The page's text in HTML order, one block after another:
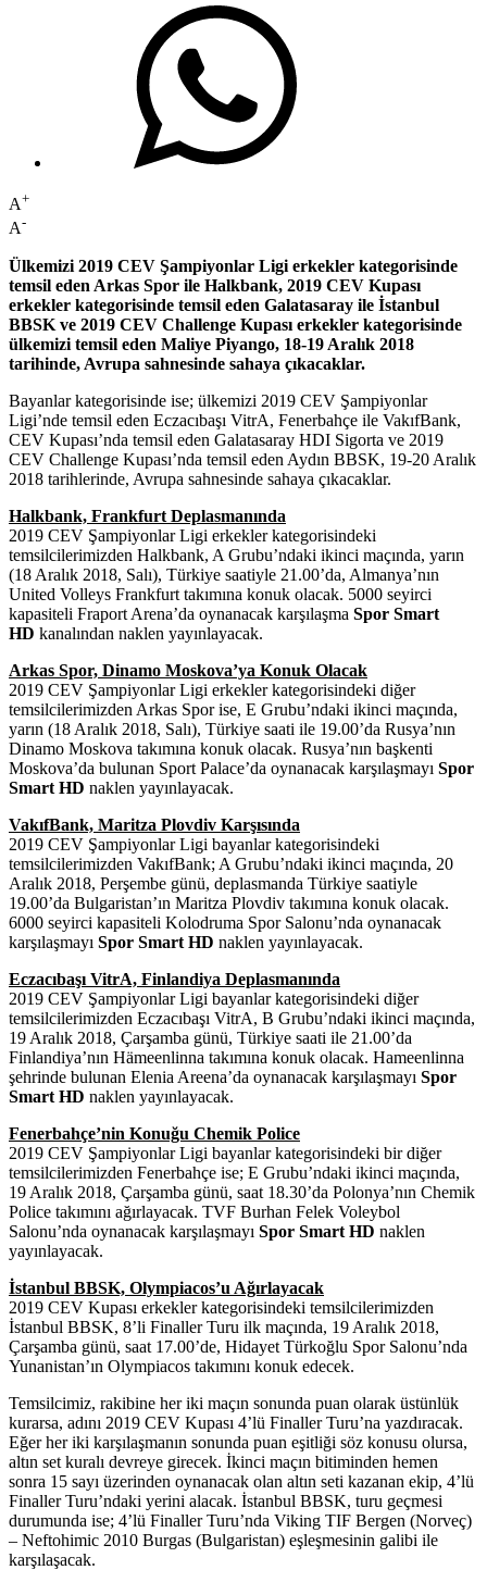
A+
A-
Ülkemizi 2019 CEV Şampiyonlar Ligi erkekler kategorisinde
temsil eden Arkas Spor ile Halkbank, 2019 CEV Kupası
erkekler kategorisinde temsil eden Galatasaray ile İstanbul
BBSK ve 2019 CEV Challenge Kupası erkekler kategorisinde
ülkemizi temsil eden Maliye Piyango, 18-19 Aralık 2018
tarihinde, Avrupa sahnesinde sahaya çıkacaklar.
Bayanlar kategorisinde ise; ülkemizi 2019 CEV Şampiyonlar
Ligi’nde temsil eden Eczacıbaşı VitrA, Fenerbahçe ile VakıfBank,
CEV Kupası’nda temsil eden Galatasaray HDI Sigorta ve 2019
CEV Challenge Kupası’nda temsil eden Aydın BBSK, 19-20 Aralık
2018 tarihlerinde, Avrupa sahnesinde sahaya çıkacaklar.
Halkbank, Frankfurt Deplasmanında
2019 CEV Şampiyonlar Ligi erkekler kategorisindeki
temsilcilerimizden Halkbank, A Grubu’ndaki ikinci maçında, yarın
(18 Aralık 2018, Salı), Türkiye saatiyle 21.00’da, Almanya’nın
United Volleys Frankfurt takımına konuk olacak. 5000 seyirci
kapasiteli Fraport Arena’da oynanacak karşılaşma Spor Smart
HD kanalından naklen yayınlayacak.
Arkas Spor, Dinamo Moskova’ya Konuk Olacak
2019 CEV Şampiyonlar Ligi erkekler kategorisindeki diğer
temsilcilerimizden Arkas Spor ise, E Grubu’ndaki ikinci maçında,
yarın (18 Aralık 2018, Salı), Türkiye saati ile 19.00’da Rusya’nın
Dinamo Moskova takımına konuk olacak. Rusya’nın başkenti
Moskova’da bulunan Sport Palace’da oynanacak karşılaşmayı Spor
Smart HD naklen yayınlayacak.
VakıfBank, Maritza Plovdiv Karşısında
2019 CEV Şampiyonlar Ligi bayanlar kategorisindeki
temsilcilerimizden VakıfBank; A Grubu’ndaki ikinci maçında, 20
Aralık 2018, Perşembe günü, deplasmanda Türkiye saatiyle
19.00’da Bulgaristan’ın Maritza Plovdiv takımına konuk olacak.
6000 seyirci kapasiteli Kolodruma Spor Salonu’nda oynanacak
karşılaşmayı Spor Smart HD naklen yayınlayacak.
Eczacıbaşı VitrA, Finlandiya Deplasmanında
2019 CEV Şampiyonlar Ligi bayanlar kategorisindeki diğer
temsilcilerimizden Eczacıbaşı VitrA, B Grubu’ndaki ikinci maçında,
19 Aralık 2018, Çarşamba günü, Türkiye saati ile 21.00’da
Finlandiya’nın Hämeenlinna takımına konuk olacak. Hameenlinna
şehrinde bulunan Elenia Areena’da oynanacak karşılaşmayı Spor
Smart HD naklen yayınlayacak.
Fenerbahçe’nin Konuğu Chemik Police
2019 CEV Şampiyonlar Ligi bayanlar kategorisindeki bir diğer
temsilcilerimizden Fenerbahçe ise; E Grubu’ndaki ikinci maçında,
19 Aralık 2018, Çarşamba günü, saat 18.30’da Polonya’nın Chemik
Police takımını ağırlayacak. TVF Burhan Felek Voleybol
Salonu’nda oynanacak karşılaşmayı Spor Smart HD naklen
yayınlayacak.
İstanbul BBSK, Olympiacos’u Ağırlayacak
2019 CEV Kupası erkekler kategorisindeki temsilcilerimizden
İstanbul BBSK, 8’li Finaller Turu ilk maçında, 19 Aralık 2018,
Çarşamba günü, saat 17.00’de, Hidayet Türkoğlu Spor Salonu’nda
Yunanistan’ın Olympiacos takımını konuk edecek.
Temsilcimiz, rakibine her iki maçın sonunda puan olarak üstünlük
kurarsa, adını 2019 CEV Kupası 4’lü Finaller Turu’na yazdıracak.
Eğer her iki karşılaşmanın sonunda puan eşitliği söz konusu olursa,
altın set kuralı devreye girecek. İkinci maçın bitiminden hemen
sonra 15 sayı üzerinden oynanacak olan altın seti kazanan ekip, 4’lü
Finaller Turu’ndaki yerini alacak. İstanbul BBSK, turu geçmesi
durumunda ise; 4’lü Finaller Turu’nda Viking TIF Bergen (Norveç)
– Neftohimic 2010 Burgas (Bulgaristan) eşleşmesinin galibi ile
karşılaşacak.